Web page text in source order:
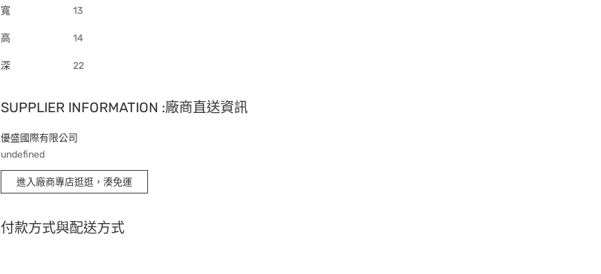
寬 13
高 14
深 22
SUPPLIER INFORMATION :廠商直送資訊
優盛國際有限公司
undefined
進入廠商專店逛逛，湊免運
付款方式與配送方式